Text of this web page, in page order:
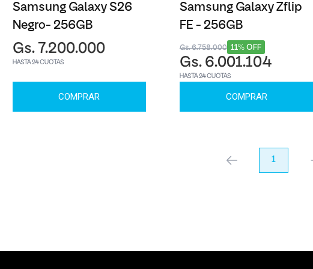
Samsung Galaxy S26
Negro- 256GB
Gs. 7.200.000
HASTA 24 CUOTAS
COMPRAR
Samsung Galaxy Zflip
FE - 256GB
11% OFF
Gs. 6.758.000
Gs. 6.001.104
HASTA 24 CUOTAS
COMPRAR
anterior 1